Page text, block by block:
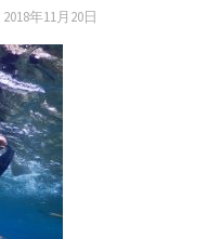
2018年11月20日